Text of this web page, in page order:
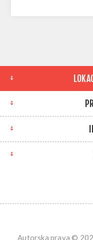
Autorska prava ©